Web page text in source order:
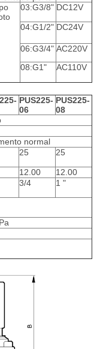
03:G3/8" DC12V
04:G1/2" DC24V
06:G3/4" AC220V
08:G1"
AC110V
PUS225-
06
PUS225-
08
normal
25 25
12.00
12.00
3/4 1 "